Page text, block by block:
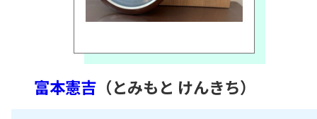
富本憲吉 （とみもと けんきち）